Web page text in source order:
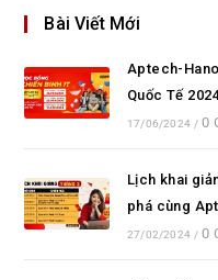
Bài Viết Mới
Aptech-
Quốc Tế
17/06/2024 / 0
Lịch khai
phá cùng
27/02/2024 / 0